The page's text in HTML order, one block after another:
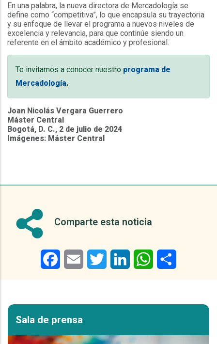
En una palabra, la nueva directora de Mercadología se
define como “competitiva”, lo que encapsula su trayectoria
y su enfoque de llevar el programa a nuevos niveles de
excelencia y relevancia, para que continúe siendo un
referente en el ámbito académico y profesional.
Te invitamos a conocer nuestro programa de
Mercadología.
Joan Nicolás Vergara Guerrero
Máster Central
Bogotá, D. C., 2 de julio de 2024
Imágenes: Máster Central
Comparte esta noticia
FacebookEmail Twitter LinkedIn WhatsApp
Sala de prensa